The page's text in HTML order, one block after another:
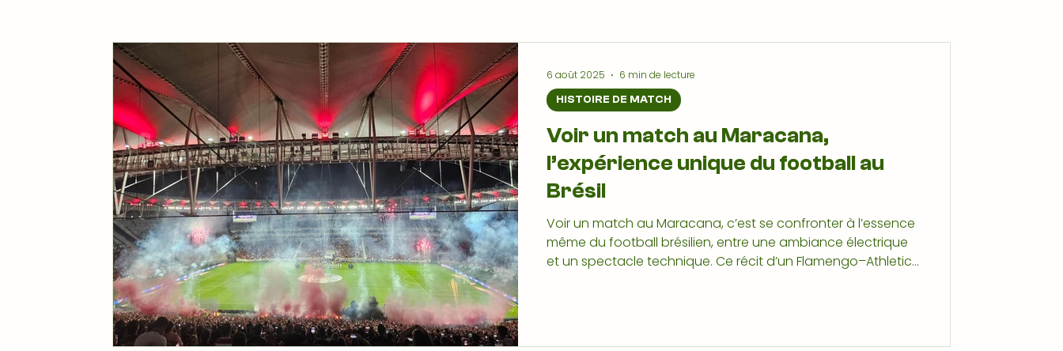
Voir un match au Maracana,
l’expérience unique du football au
Brésil
Voir un match au Maracana, c’est se confronter à l’essence
même du football brésilien, entre une ambiance électrique
et un spectacle technique. Ce récit d’un Flamengo–Athletico
HISTOIRE DE MATCH
6 août 2025 6 min de lecture